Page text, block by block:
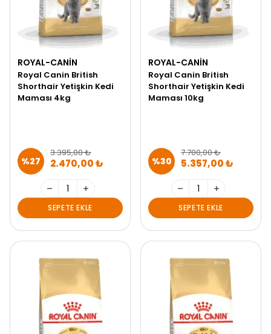
ROYAL-CANIN
Royal Canin British
Shorthair Yetişkin Kedi
Maması 4kg
%27
3.395,00 ₺
2.470,00 ₺
SEPETE EKLE
ROYAL-CANIN
Royal Canin British
Shorthair Yetişkin Kedi
Maması 10kg
%30
7.700,00 ₺
5.357,00 ₺
SEPETE EKLE